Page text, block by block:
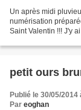
Un après midi
numérisation
Saint Valentin !!! J'y
petit ours
Publié le 30/05/2014
Par eoghan